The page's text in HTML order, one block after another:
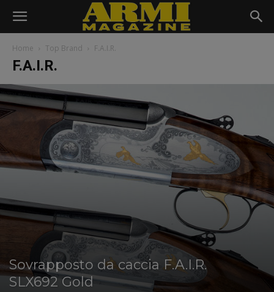
Home Top Brand F.A.I.R.
F.A.I.R.
Sovrapposto da caccia F.A.I.R.
SLX692 Gold